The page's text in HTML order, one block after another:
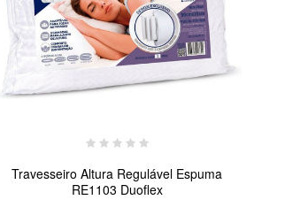
Travesseiro Altura Regulável Espuma
RE1103 Duoflex